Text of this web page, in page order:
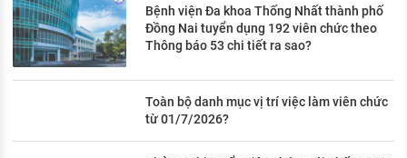
Bệnh viện Đa khoa Thống Nhất thành phố
Đồng Nai tuyển dụng 192 viên chức theo
Thông báo 53 chi tiết ra sao?
Toàn bộ danh mục vị trí việc làm viên chức
từ 01/7/2026?